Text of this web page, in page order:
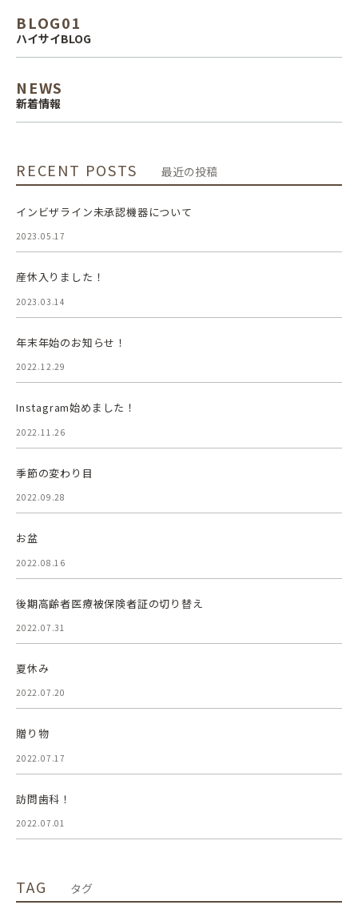
BLOG01
ハイサイBLOG
NEWS
新着情報
RECENT POSTS 最近の投稿
インビザライン未承認機器について
2023.05.17
産休入りました！
2023.03.14
年末年始のお知らせ！
2022.12.29
Instagram始めました！
2022.11.26
季節の変わり目
2022.09.28
お盆
2022.08.16
後期高齢者医療被保険者証の切り替え
2022.07.31
夏休み
2022.07.20
贈り物
2022.07.17
訪問歯科！
2022.07.01
TAG タグ